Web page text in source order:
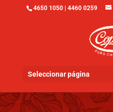
4650 1050 | 4460 0259
Seleccionar página